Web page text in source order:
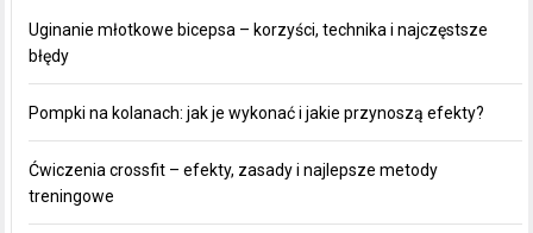
Uginanie młotkowe bicepsa – korzyści, technika i najczęstsze
błędy
Pompki na kolanach: jak je wykonać i jakie przynoszą efekty?
Ćwiczenia crossfit – efekty, zasady i najlepsze metody
treningowe